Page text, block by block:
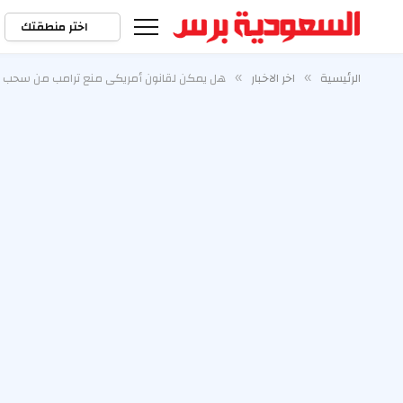
اختر منطقتك
الرئيسية » اخر الاخبار » هل يمكن لقانون أمريكي منع ترامب من سحب